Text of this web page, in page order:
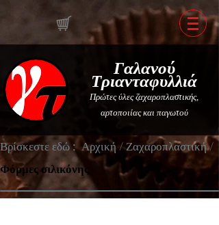
Γαλανού
Τριανταφυλλιά
Πρώτες ύλες ζαχαροπλαστικής,
αρτοποιίας και παγωτού
Φόρμες σιλικόνης
Βρίσκεστε εδώ :Αρχική / Ζαχαροπλαστική/